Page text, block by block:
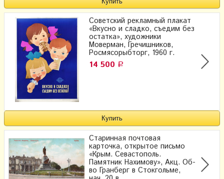
Советский рекламный плакат
«Вкусно и сладко, съедим без
остатка», художники
Моверман, Гречишников,
Росмясорыбторг, 1960 г.
14 500 Р
Старинная почтовая
карточка, открытое письмо
«Крым. Севастополь.
Памятник Нахимову», Акц. Об-
во Гранберг в Стокгольме,